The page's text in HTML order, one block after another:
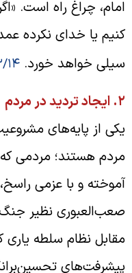
چراغ راه است.
یا خدای نکرده عمداً
خواهد خورد.۹۴/
.ایجاد تردید در مردم
از پایه‌های
هستند؛ مردمی که
و با عزمی راسخ،
نظیر جنگ
نظام سلطه یاری